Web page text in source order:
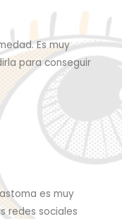
Es muy
para conseguir
es muy
redes sociales